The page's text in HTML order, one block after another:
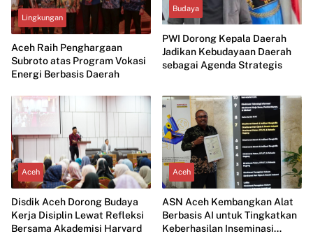
Lingkungan
Aceh Raih Penghargaan
Subroto atas Program Vokasi
Energi Berbasis Daerah
Budaya
PWI Dorong Kepala Daerah
Jadikan Kebudayaan Daerah
sebagai Agenda Strategis
Aceh
Disdik Aceh Dorong Budaya
Kerja Disiplin Lewat Refleksi
Bersama Akademisi Harvard
Aceh
ASN Aceh Kembangkan Alat
Berbasis AI untuk Tingkatkan
Keberhasilan Inseminasi